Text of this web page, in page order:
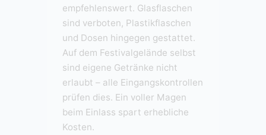
empfehlenswert. Glasflaschen
sind verboten, Plastikflaschen
und Dosen hingegen gestattet.
Auf dem Festivalgelände selbst
sind eigene Getränke nicht
erlaubt – alle Eingangskontrollen
prüfen dies. Ein voller Magen
beim Einlass spart erhebliche
Kosten.